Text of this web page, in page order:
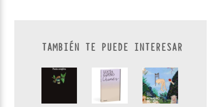
TAMBIÉN TE PUEDE INTERESAR